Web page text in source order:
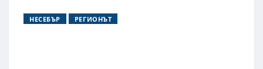
НЕСЕБЪР РЕГИОНЪТ